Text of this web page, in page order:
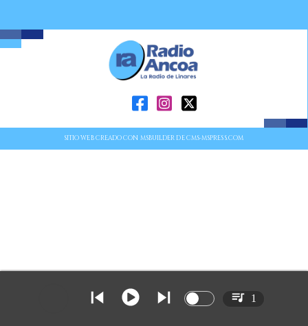
SITIO WEB CREADO CON MSBUILDER DE CMS-MSPRESS.COM
1